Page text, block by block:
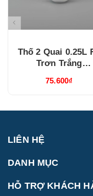
Thố 2 Quai 0.25L
Trơn Trắng
75.600₫
LIÊN HỆ
DANH MỤC
HỖ TRỢ KHÁCH